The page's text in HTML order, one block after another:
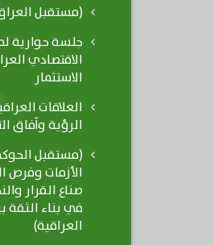
(مستقبل
جلسة حوارية
الاقتصادي
الاستثمار
العلاقات
الرؤية وآفاق
(مستقبل
الأزمات وفرص
صناع القرار
في بناء الثقة
العراقية)